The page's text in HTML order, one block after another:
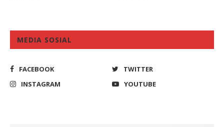
MEDIA SOSIAL
FACEBOOK
TWITTER
INSTAGRAM
YOUTUBE